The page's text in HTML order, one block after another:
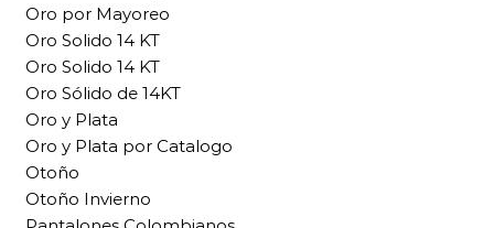
Oro por Mayoreo
Oro Solido 14 KT
Oro Solido 14 KT
Oro Sólido de 14KT
Oro y Plata
Oro y Plata por Catalogo
Otoño
Otoño Invierno